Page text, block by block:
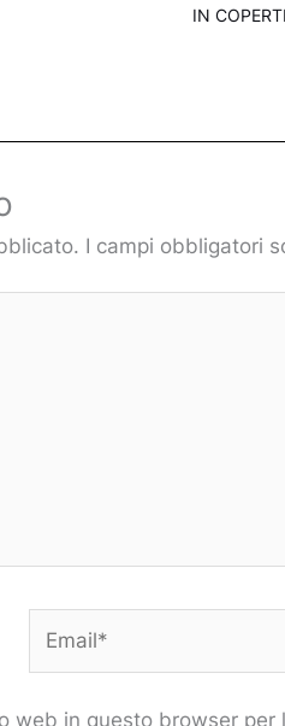
IN
I campi obbligatori
web in questo browser